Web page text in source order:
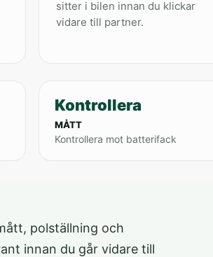
sitter i bilen innan du klickar
vidare till partner.
Kontrollera
MÅTT
Kontrollera mot batterifack
polställning och
innan du går vidare till